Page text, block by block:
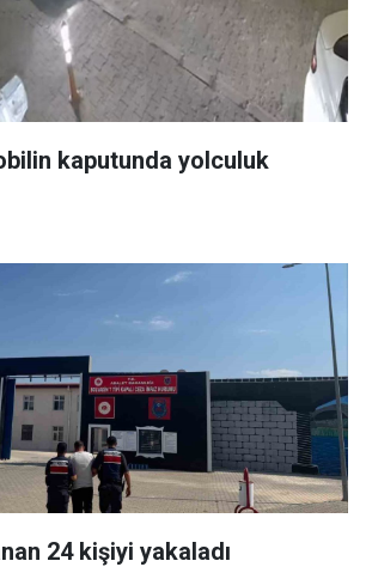
kaputunda yolculuk
24 kişiyi yakaladı